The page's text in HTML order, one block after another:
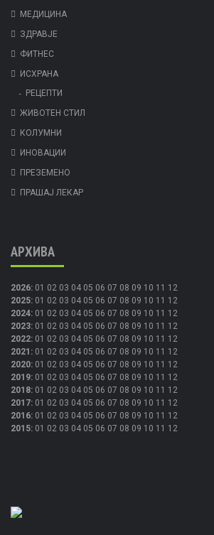
МЕДИЦИНА
ЗДРАВЈЕ
ФИТНЕС
ИСХРАНА
РЕЦЕПТИ
ЖИВОТЕН СТИЛ
КОЛУМНИ
ИНОВАЦИИ
ПРЕЗЕМЕНО
ПРАШАЈ ЛЕКАР
АРХИВА
2026: 01 02 03 04 05 06 07 08 09 10 11 12
2025: 01 02 03 04 05 06 07 08 09 10 11 12
2024: 01 02 03 04 05 06 07 08 09 10 11 12
2023: 01 02 03 04 05 06 07 08 09 10 11 12
2022: 01 02 03 04 05 06 07 08 09 10 11 12
2021 : 01 02 03 04 05 06 07 08 09 10 11 12
2020: 01 02 03 04 05 06 07 08 09 10 11 12
2019: 01 02 03 04 05 06 07 08 09 10 11 12
2018: 01 02 03 04 05 06 07 08 09 10 11 12
2017: 01 02 03 04 05 06 07 08 09 10 11 12
2016: 01 02 03 04 05 06 07 08 09 10 11 12
2015: 01 02 03 04 05 06 07 08 09 10 11 12